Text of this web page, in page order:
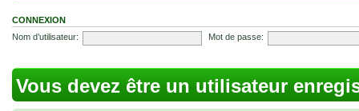
CONNEXION
Nom d’utilisateur:
Mot de passe:
Vous devez être un utilisateur